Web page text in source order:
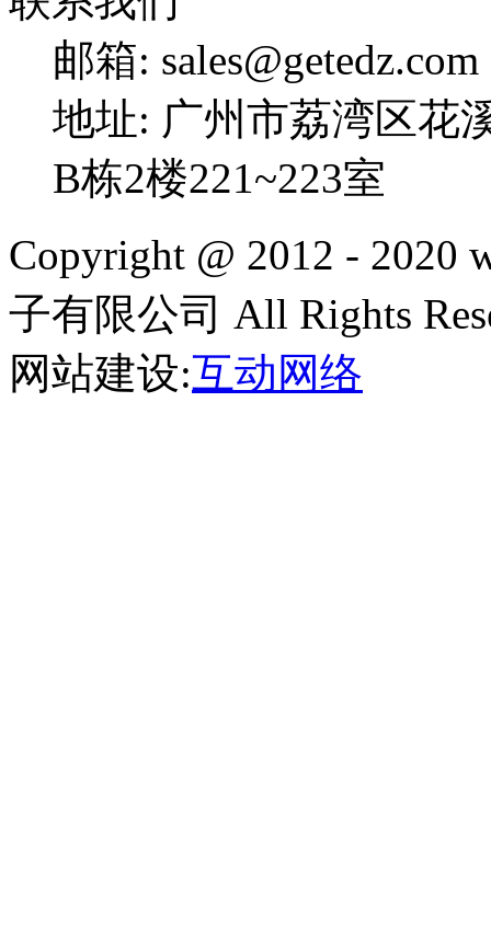
邮箱: sales@getedz.com
地址: 广州市荔湾区花
B栋2楼221~223室
Copyright @ 2012 - 2020
子有限公司 All Rights
网站建设:互动网络